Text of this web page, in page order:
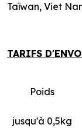
Taïwan, Viet
TARIFS
Poids
jusqu'à 0,5kg